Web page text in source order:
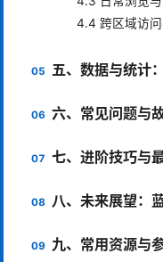
4.4 跨区域访
五、数据与统计
六、常见问题与
七、进阶技巧与
八、未来展望：
九、常用资源与